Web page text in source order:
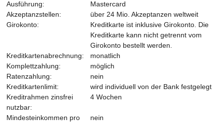
Ausführung:
Mastercard
Akzeptanzstellen:
über 24 Mio. Akzeptanzen weltweit
Girokonto:
Kreditkarte ist inklusive Girokonto. Die
Kreditkarte kann nicht getrennt vom
Girokonto bestellt werden.
Kreditkartenabrechnung:
monatlich
Komplettzahlung:
möglich
Ratenzahlung:
nein
Kreditkartenlimit:
wird individuell von der Bank festgelegt
Kreditrahmen zinsfrei
nutzbar:
4 Wochen
Mindesteinkommen pro
nein